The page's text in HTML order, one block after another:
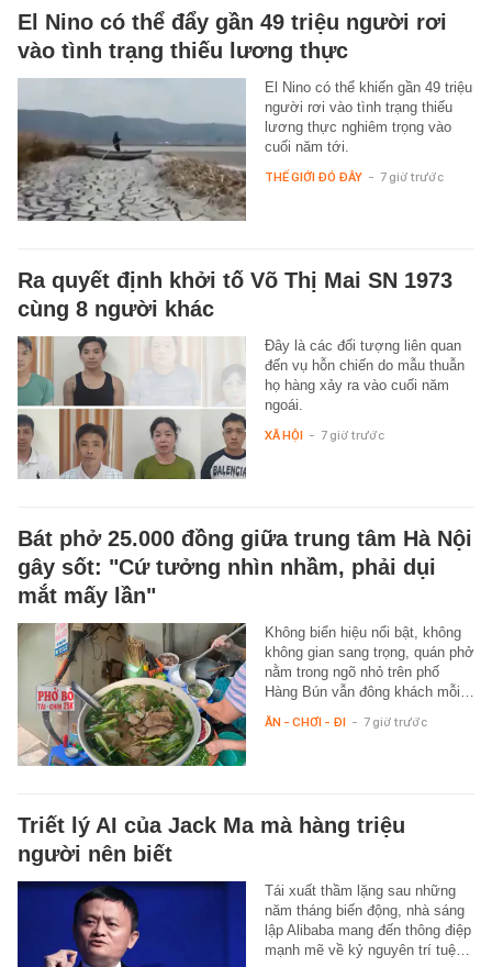
El Nino có thể đẩy gần 49 triệu người rơi
vào tình trạng thiếu lương thực
El Nino có thể khiến gần 49 triệu
người rơi vào tình trạng thiếu
lương thực nghiêm trọng vào
cuối năm tới.
THẾ GIỚI ĐÓ ĐÂY - 7 giờ trước
Ra quyết định khởi tố Võ Thị Mai SN 1973
cùng 8 người khác
Đây là các đối tượng liên quan
đến vụ hỗn chiến do mẫu thuẫn
họ hàng xảy ra vào cuối năm
ngoái.
XÃ HỘI - 7 giờ trước
Bát phở 25.000 đồng giữa trung tâm Hà Nội
gây sốt: "Cứ tưởng nhìn nhầm, phải dụi
mắt mấy lần"
Không biển hiệu nổi bật, không
không gian sang trọng, quán phở
nằm trong ngõ nhỏ trên phố
Hàng Bún vẫn đông khách mỗi…
ĂN - CHƠI - ĐI - 7 giờ trước
Triết lý AI của Jack Ma mà hàng triệu
người nên biết
Tái xuất thầm lặng sau những
năm tháng biến động, nhà sáng
lập Alibaba mang đến thông điệp
mạnh mẽ về kỷ nguyên trí tuệ…